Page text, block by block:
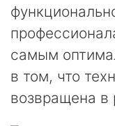
самым
в том, что
возвращена